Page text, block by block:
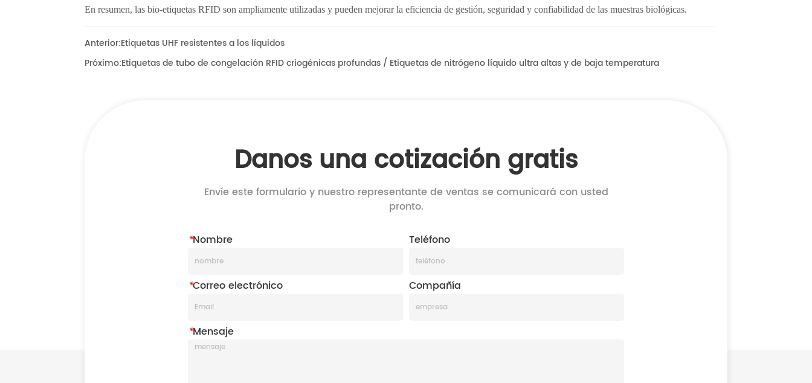
Anterior:Etiquetas UHF resistentes a los líquidos
Próximo:Etiquetas de tubo de congelación RFID criogénicas profundas / Etiquetas de nitrógeno líquido ultra altas y de baja temperatura
Danos una cotización gratis
Envíe este formulario y nuestro representante de ventas se comunicará con usted
pronto.
*Nombre Teléfono
*Correo electrónico Compañía
*Mensaje